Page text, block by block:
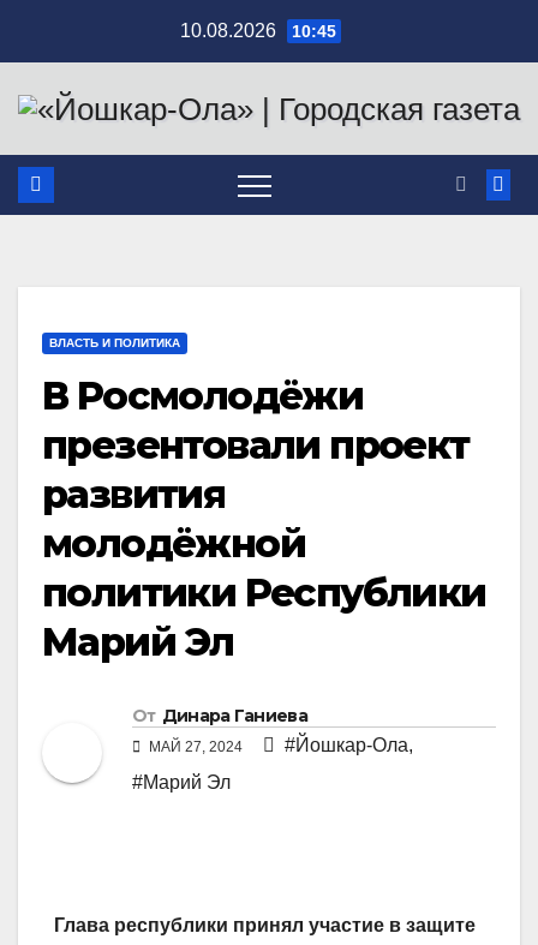
содержимому
10.08.2026 10:45
ВЛАСТЬ И ПОЛИТИКА
В Росмолодёжи
презентовали проект
развития
молодёжной
политики Республики
Марий Эл
От Динара Ганиева
МАЙ 27, 2024 #Йошкар-Ола,
#Марий Эл
Глава республики принял участие в защите